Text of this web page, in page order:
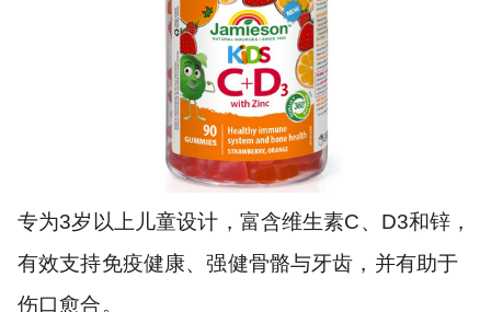
专为3岁以上儿童设计，富含维生素C、D3和锌，
有效支持免疫健康、强健骨骼与牙齿，并有助于
伤口愈合。